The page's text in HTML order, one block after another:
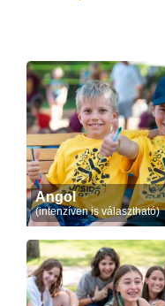
Angol
(intenzíven is választható)